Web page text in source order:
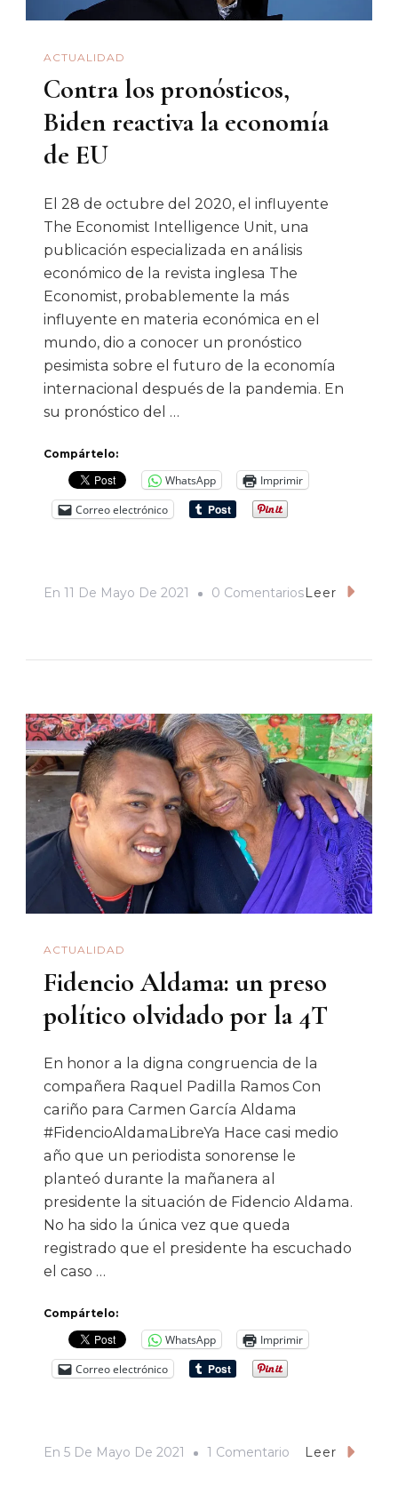
ACTUALIDAD
Contra los pronósticos,
Biden reactiva la economía
de EU
El 28 de octubre del 2020, el influyente
The Economist Intelligence Unit, una
publicación especializada en análisis
económico de la revista inglesa The
Economist, probablemente la más
influyente en materia económica en el
mundo, dio a conocer un pronóstico
pesimista sobre el futuro de la economía
internacional después de la pandemia. En
su pronóstico del …
Compártelo:
WhatsApp
Imprimir
Correo electrónico
En 11 De Mayo De 2021 0 ComentariosEn
Reactiva
La
Economía
De
EU
Leer
ACTUALIDAD
Fidencio Aldama: un preso
político olvidado por la 4T
En honor a la digna congruencia de la
compañera Raquel Padilla Ramos Con
cariño para Carmen García Aldama
#FidencioAldamaLibreYa Hace casi medio
año que un periodista sonorense le
planteó durante la mañanera al
presidente la situación de Fidencio Aldama.
No ha sido la única vez que queda
registrado que el presidente ha escuchado
el caso …
Compártelo:
WhatsApp
Imprimir
Correo electrónico
En 5 De Mayo De 2021 1 Comentario Leer